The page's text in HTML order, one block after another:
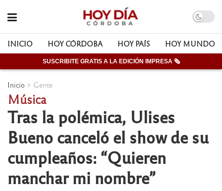
INICIO HOY CÓRDOBA HOY PAÍS HOY MUNDO
SUSCRIBITE GRATIS A LA EDICIÓN IMPRESA 🗞
Inicio Gente
Música
Tras la polémica, Ulises
Bueno canceló el show de su
cumpleaños: “Quieren
manchar mi nombre”